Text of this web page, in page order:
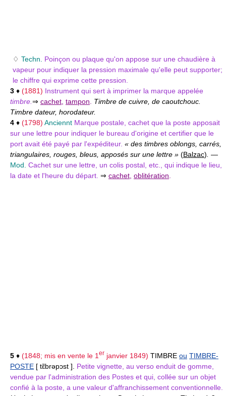
♢ Techn. Poinçon ou plaque qu'on appose sur une chaudière à
vapeur pour indiquer la pression maximale qu'elle peut supporter;
le chiffre qui exprime cette pression.
3 ♦ (1881) Instrument qui sert à imprimer la marque appelée
timbre.⇒ cachet, tampon. Timbre de cuivre, de caoutchouc.
Timbre dateur, horodateur.
4 ♦ (1798) Anciennt Marque postale, cachet que la poste apposait
sur une lettre pour indiquer le bureau d'origine et certifier que le
port avait été payé par l'expéditeur. « des timbres oblongs, carrés,
triangulaires, rouges, bleus, apposés sur une lettre » (Balzac). —
Mod. Cachet sur une lettre, un colis postal, etc., qui indique le lieu,
la date et l'heure du départ. ⇒ cachet, oblitération.
5 ♦ (1848; mis en vente le 1 er janvier 1849) TIMBRE ou TIMBRE-
POSTE [ tɛ̃brəpɔst ]. Petite vignette, au verso enduit de gomme,
vendue par l'administration des Postes et qui, collée sur un objet
confié à la poste, a une valeur d'affranchissement conventionnelle.